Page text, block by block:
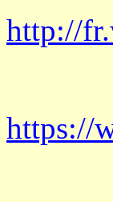
http://
https://